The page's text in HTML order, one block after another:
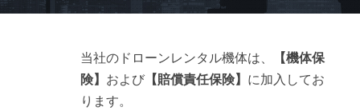
当社のドローンレンタル機体は、
【機体保
険】 および 【賠償責任保険】 に加入してお
ります。